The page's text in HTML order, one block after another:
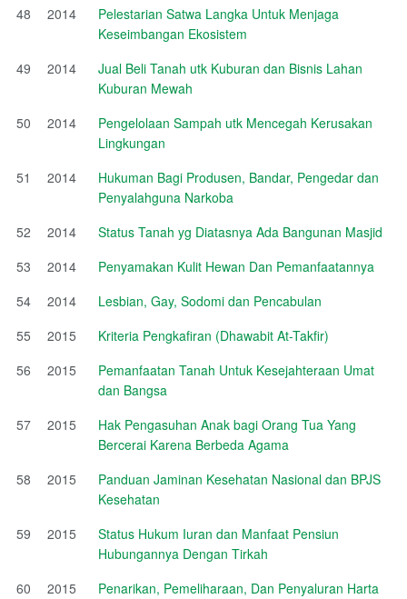
48
2014
Pelestarian Satwa Langka Untuk Menjaga
Keseimbangan Ekosistem
49
2014
Jual Beli Tanah utk Kuburan dan Bisnis Lahan
Kuburan Mewah
50
2014
Pengelolaan Sampah utk Mencegah Kerusakan
Lingkungan
51
2014
Hukuman Bagi Produsen, Bandar, Pengedar dan
Penyalahguna Narkoba
52
2014
Status Tanah yg Diatasnya Ada Bangunan Masjid
53
2014
Penyamakan Kulit Hewan Dan Pemanfaatannya
54
2014
Lesbian, Gay, Sodomi dan Pencabulan
55
2015
Kriteria Pengkafiran (Dhawabit At-Takfir)
56
2015
Pemanfaatan Tanah Untuk Kesejahteraan Umat
dan Bangsa
57
2015
Hak Pengasuhan Anak bagi Orang Tua Yang
Bercerai Karena Berbeda Agama
58
2015
Panduan Jaminan Kesehatan Nasional dan BPJS
Kesehatan
59
2015
Status Hukum Iuran dan Manfaat Pensiun
Hubungannya Dengan Tirkah
60
2015
Penarikan, Pemeliharaan, Dan Penyaluran Harta